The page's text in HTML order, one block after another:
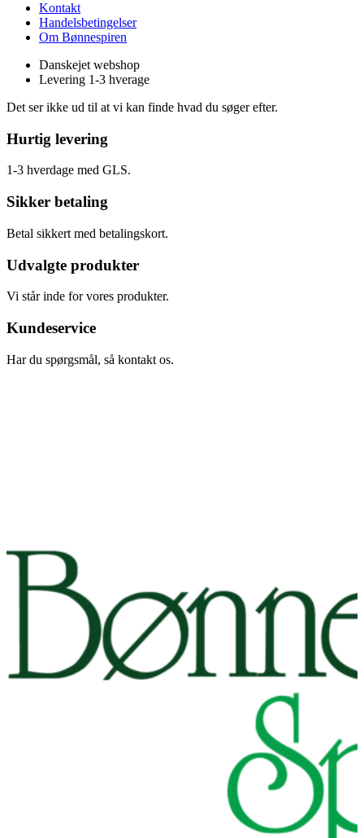
Kontakt
Handelsbetingelser
Om Bønnespiren
Danskejet webshop
Levering 1-3 hverage
Det ser ikke ud til at vi kan finde hvad du søger efter.
Hurtig levering
1-3 hverdage med GLS.
Sikker betaling
Betal sikkert med betalingskort.
Udvalgte produkter
Vi står inde for vores produkter.
Kundeservice
Har du spørgsmål, så kontakt os.